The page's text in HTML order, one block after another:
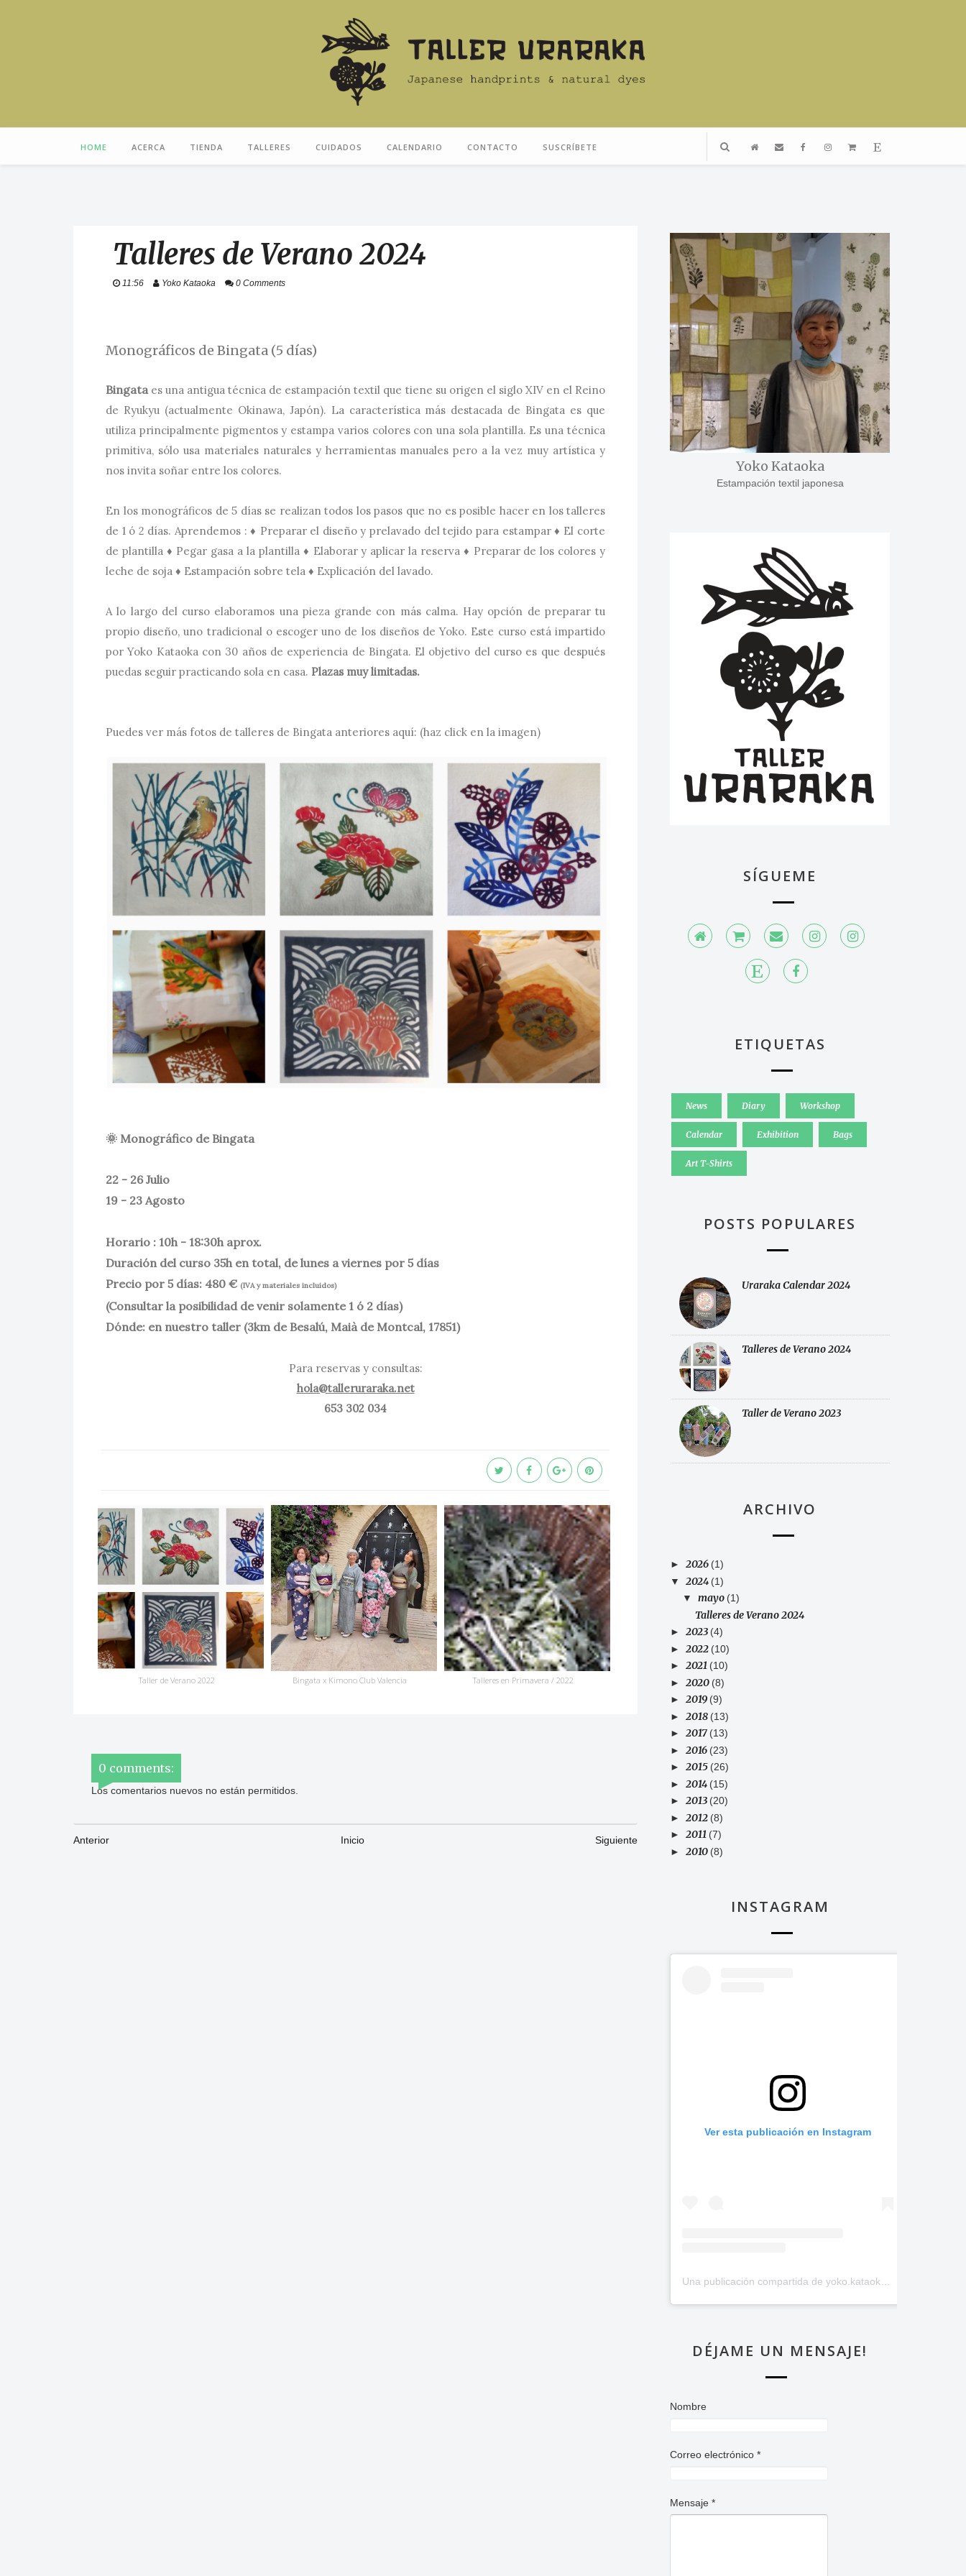
HOME ACERCA TIENDA TALLERES CUIDADOS CALENDARIO CONTACTO SUSCRÍBETE
Talleres de Verano 2024
11:56 Yoko Kataoka 0 Comments
Monográficos de Bingata (5 días)
Bingata es una antigua técnica de estampación textil que tiene su origen el siglo XIV en el Reino
de Ryukyu (actualmente Okinawa, Japón). La característica más destacada de Bingata es que
utiliza principalmente pigmentos y estampa varios colores con una sola plantilla. Es una técnica
primitiva, sólo usa materiales naturales y herramientas manuales pero a la vez muy artística y
nos invita soñar entre los colores.
En los monográficos de 5 días se realizan todos los pasos que no es posible hacer en los talleres
de 1 ó 2 días. Aprendemos : ♦ Preparar el diseño y prelavado del tejido para estampar ♦ El corte
de plantilla ♦ Pegar gasa a la plantilla ♦ Elaborar y aplicar la reserva ♦ Preparar de los colores y
leche de soja ♦ Estampación sobre tela ♦ Explicación del lavado.
A lo largo del curso elaboramos una pieza grande con más calma. Hay opción de preparar tu
propio diseño, uno tradicional o escoger uno de los diseños de Yoko. Este curso está impartido
por Yoko Kataoka con 30 años de experiencia de Bingata. El objetivo del curso es que después
puedas seguir practicando sola en casa. Plazas muy limitadas.
Puedes ver más fotos de talleres de Bingata anteriores aquí: (haz click en la imagen)
🌞 Monográfico de Bingata
22 - 26 Julio
19 - 23 Agosto
Horario : 10h - 18:30h aprox.
Duración del curso 35h en total, de lunes a viernes por 5 días
Precio por 5 días: 480 € (IVA y materiales incluidos)
(Consultar la posibilidad de venir solamente 1 ó 2 días)
Dónde: en nuestro taller (3km de Besalú, Maià de Montcal, 17851)
Para reservas y consultas:
hola@talleruraraka.net
653 302 034
Taller de Verano 2022 Bingata x Kimono Club Valencia Talleres en Primavera / 2022
0 comments:
Los comentarios nuevos no están permitidos.
Anterior Inicio Siguiente
Yoko Kataoka
Estampación textil japonesa
SÍGUEME
ETIQUETAS
News Diary Workshop
Calendar Exhibition Bags
Art T-Shirts
POSTS POPULARES
Uraraka Calendar 2024
Talleres de Verano 2024
Taller de Verano 2023
ARCHIVO
► 2026 (1)
▼ 2024 (1)
▼ mayo (1)
Talleres de Verano 2024
► 2023 (4)
► 2022 (10)
► 2021 (10)
► 2020 (8)
► 2019 (9)
► 2018 (13)
► 2017 (13)
► 2016 (23)
► 2015 (26)
► 2014 (15)
► 2013 (20)
► 2012 (8)
► 2011 (7)
► 2010 (8)
INSTAGRAM
Ver esta publicación en Instagram
DÉJAME UN MENSAJE!
Nombre
Correo electrónico *
Mensaje *